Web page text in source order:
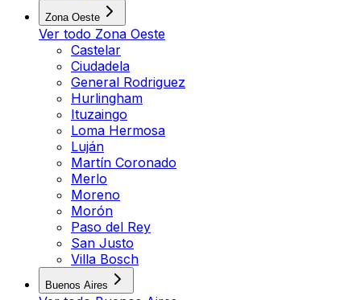
Zona Oeste
Ver todo Zona Oeste
Castelar
Ciudadela
General Rodriguez
Hurlingham
Ituzaingo
Loma Hermosa
Luján
Martín Coronado
Merlo
Moreno
Morón
Paso del Rey
San Justo
Villa Bosch
Buenos Aires